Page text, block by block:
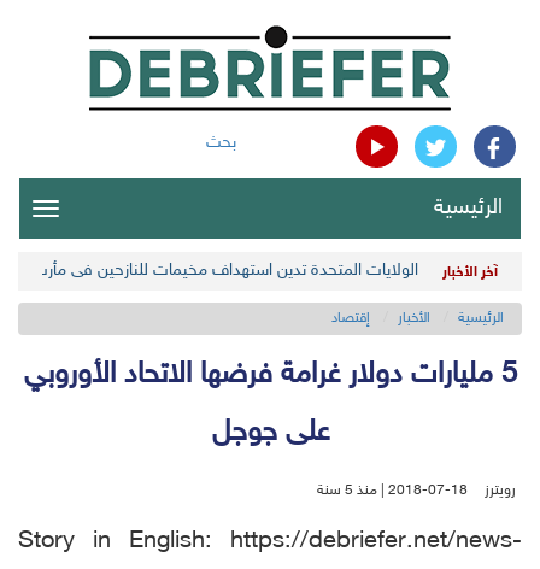
بحث
الرئيسية
آخر الأخبار الولايات المتحدة تدين استهداف مخيمات للنازحين في مأرب
الرئيسية الأخبار إقتصاد
5 مليارات دولار غرامة فرضها الاتحاد الأوروبي
على جوجل
رويترز 2018-07-18 | منذ 5 سنة
Story in English: https://debriefer.net/news-